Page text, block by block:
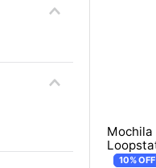
Mochila
RC-505
10%OFF